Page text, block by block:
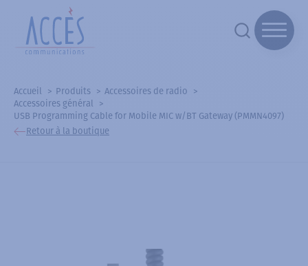
Accueil Produits
Accessoires de radio
Accessoires général
USB Programming Cable for Mobile MIC w/BT Gateway (PMMN4097)
Retour à la boutique